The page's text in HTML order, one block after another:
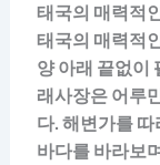
태국의 매력적
태국의 매력적
양 아래 끝없이
래사장은 어루
다. 해변가를
바다를 바라보